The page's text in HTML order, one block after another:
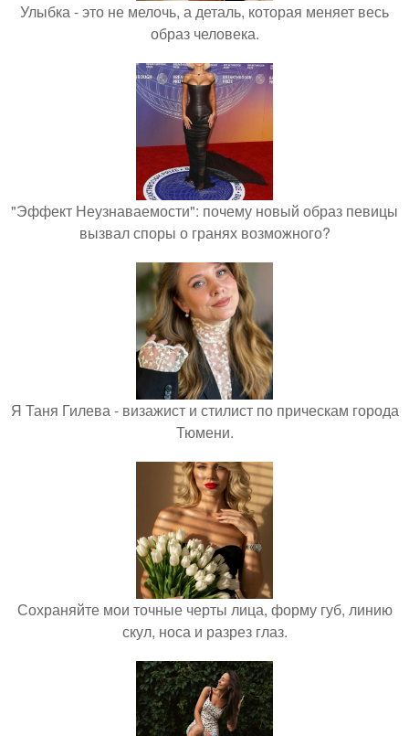
Улыбка - это не мелочь, а деталь, которая меняет весь
образ человека.
"Эффект Неузнаваемости": почему новый образ певицы
вызвал споры о гранях возможного?
Я Таня Гилева - визажист и стилист по прическам города
Тюмени.
Сохраняйте мои точные черты лица, форму губ, линию
скул, носа и разрез глаз.